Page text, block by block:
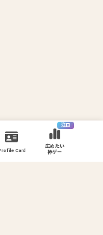
Card
注目
広めたい
神ゲー